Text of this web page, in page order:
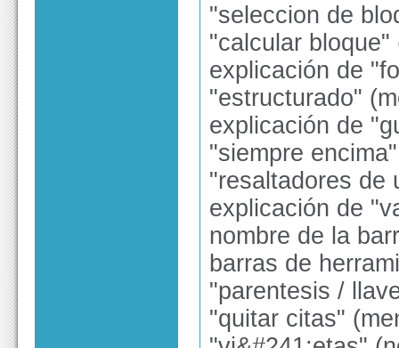
"seleccion de
"calcular bloque"
explicación de
"estructurado"
explicación de
"siempre
"resaltadores de
explicación de
nombre de la
barras de
"parentesis /
"quitar citas"